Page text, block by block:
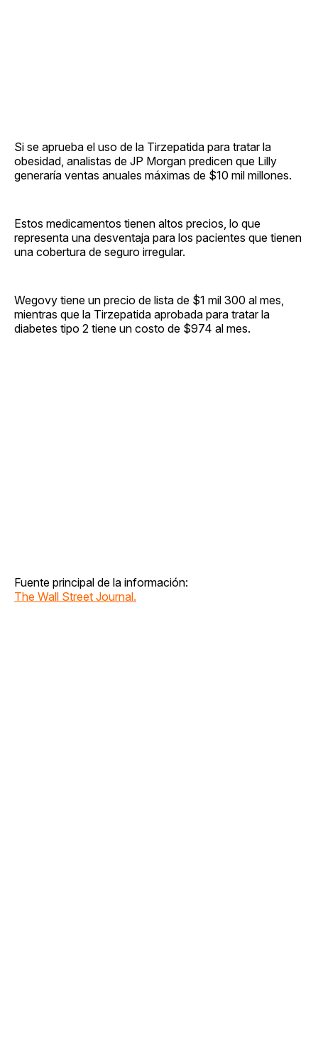
Si se aprueba el uso de la Tirzepatida para tratar la
obesidad, analistas de JP Morgan predicen que Lilly
generaría ventas anuales máximas de $10 mil millones.
Estos medicamentos tienen altos precios, lo que
representa una desventaja para los pacientes que tienen
una cobertura de seguro irregular.
Wegovy tiene un precio de lista de $1 mil 300 al mes,
mientras que la Tirzepatida aprobada para tratar la
diabetes tipo 2 tiene un costo de $974 al mes.
Fuente principal de la información:
The Wall Street Journal.